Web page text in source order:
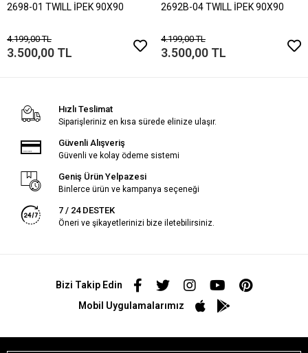
2698-01 TWILL İPEK 90X90
4.199,00 TL
3.500,00 TL
2692B-04 TWILL İPEK 90X90
4.199,00 TL
3.500,00 TL
Hızlı Teslimat
Siparişleriniz en kısa sürede elinize ulaşır.
Güvenli Alışveriş
Güvenli ve kolay ödeme sistemi
Geniş Ürün Yelpazesi
Binlerce ürün ve kampanya seçeneği
7 / 24 DESTEK
Öneri ve şikayetlerinizi bize iletebilirsiniz.
Bizi Takip Edin
Mobil Uygulamalarımız